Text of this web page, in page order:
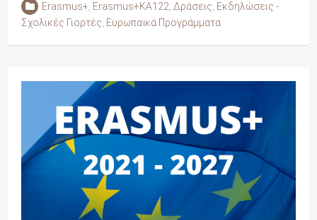
Erasmus+, Erasmus+KA122, Δράσεις, Εκδηλώσεις -
Σχολικές Γιορτές, Ευρωπαϊκά Προγράμματα